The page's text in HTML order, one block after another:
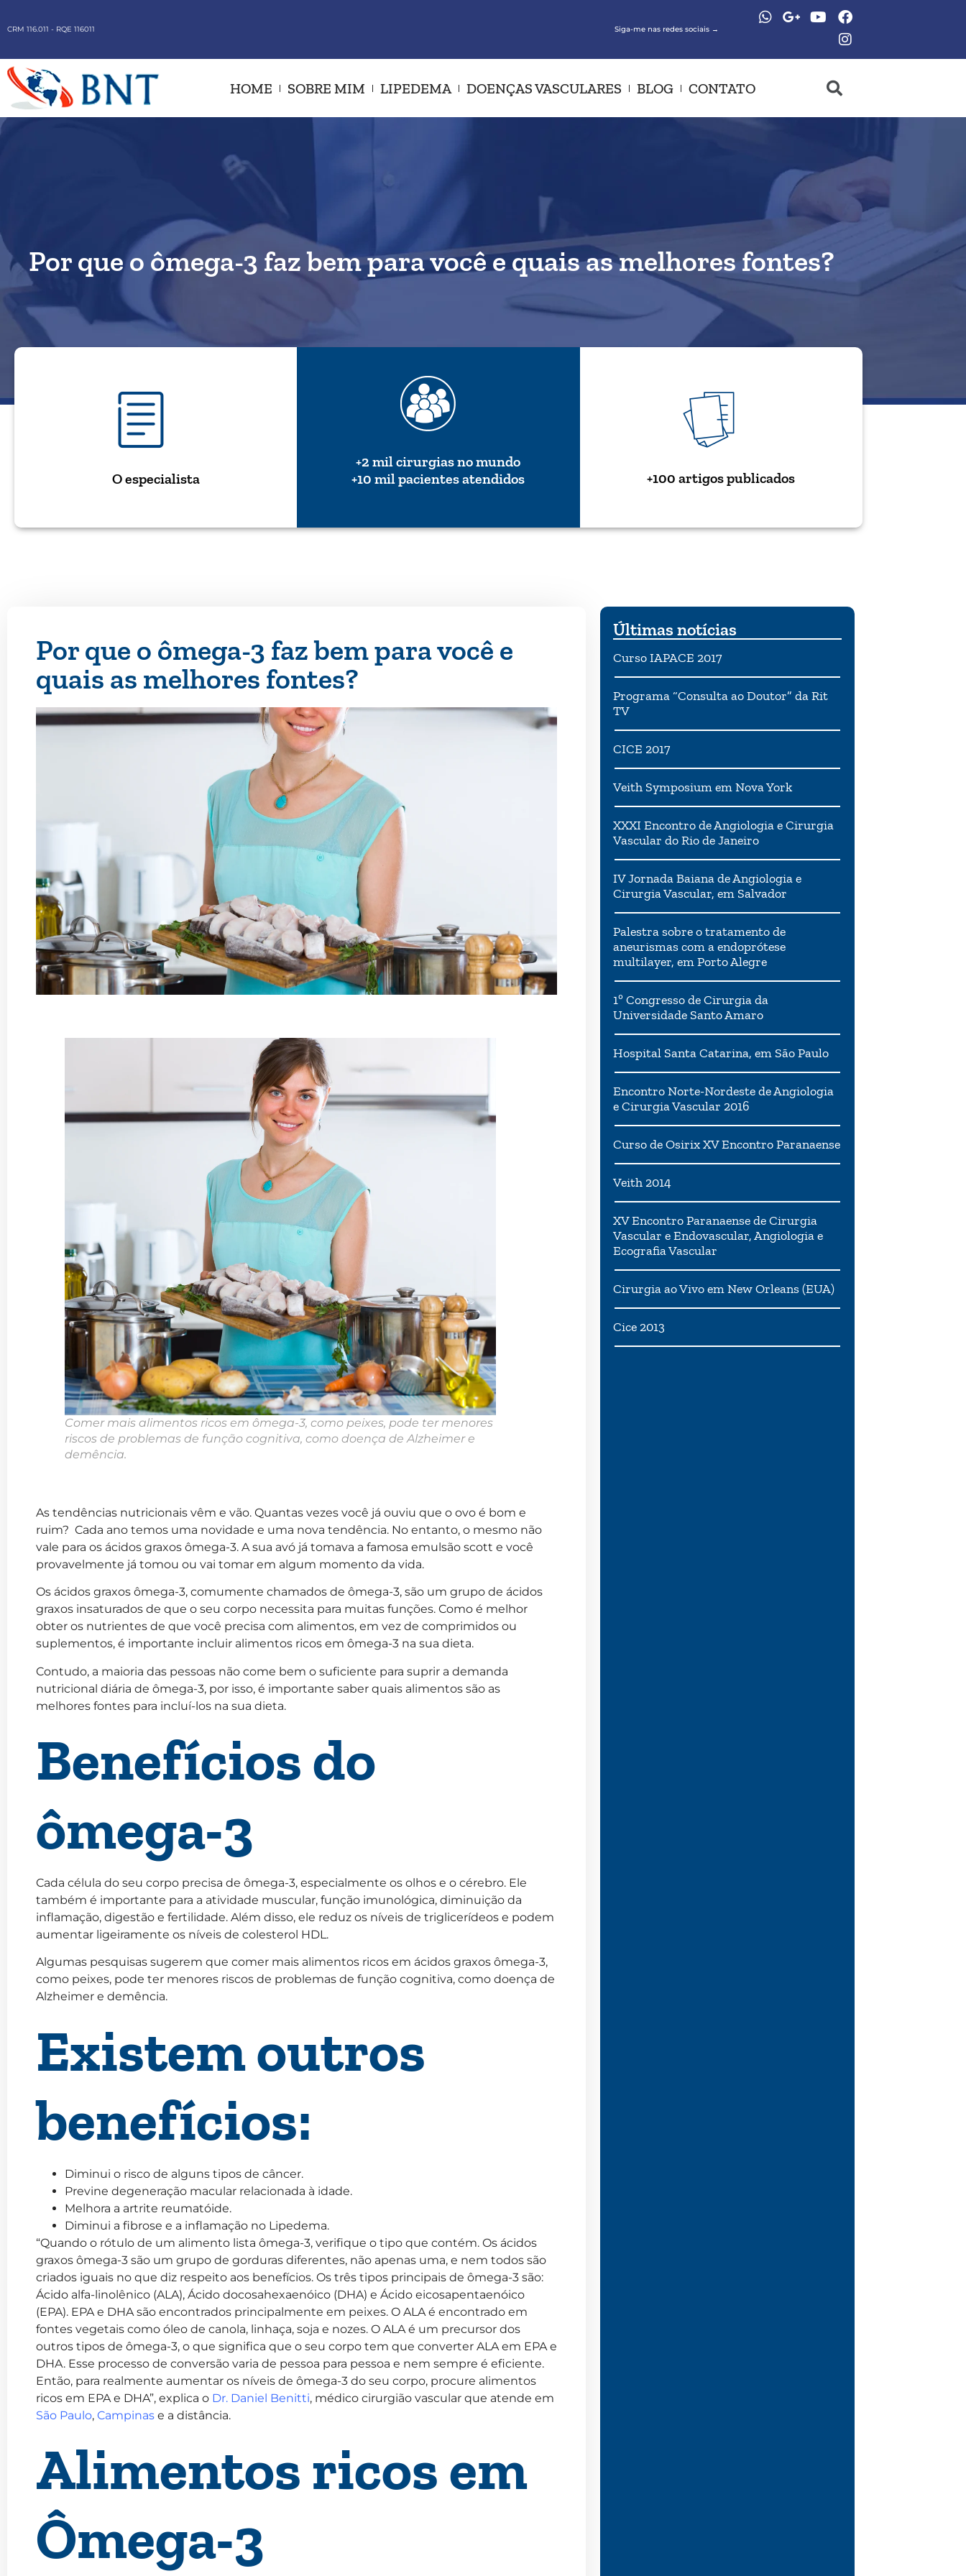
CRM 116.011 - RQE 116011 Siga-me nas redes sociais →
HOME SOBRE MIM LIPEDEMA DOENÇAS VASCULARES BLOG CONTATO
Por que o ômega-3 faz bem para você e quais as melhores fontes?
O especialista
+2 mil cirurgias no mundo
+10 mil pacientes atendidos
+100 artigos publicados
Por que o ômega-3 faz bem para você e
quais as melhores fontes?
Comer mais alimentos ricos em ômega-3, como peixes, pode ter menores
riscos de problemas de função cognitiva, como doença de Alzheimer e
demência.
As tendências nutricionais vêm e vão. Quantas vezes você já ouviu que o ovo é bom e
ruim? Cada ano temos uma novidade e uma nova tendência. No entanto, o mesmo não
vale para os ácidos graxos ômega-3. A sua avó já tomava a famosa emulsão scott e você
provavelmente já tomou ou vai tomar em algum momento da vida.
Os ácidos graxos ômega-3, comumente chamados de ômega-3, são um grupo de ácidos
graxos insaturados de que o seu corpo necessita para muitas funções. Como é melhor
obter os nutrientes de que você precisa com alimentos, em vez de comprimidos ou
suplementos, é importante incluir alimentos ricos em ômega-3 na sua dieta.
Contudo, a maioria das pessoas não come bem o suficiente para suprir a demanda
nutricional diária de ômega-3, por isso, é importante saber quais alimentos são as
melhores fontes para incluí-los na sua dieta.
Benefícios do
ômega-3
Cada célula do seu corpo precisa de ômega-3, especialmente os olhos e o cérebro. Ele
também é importante para a atividade muscular, função imunológica, diminuição da
inflamação, digestão e fertilidade. Além disso, ele reduz os níveis de triglicerídeos e podem
aumentar ligeiramente os níveis de colesterol HDL.
Algumas pesquisas sugerem que comer mais alimentos ricos em ácidos graxos ômega-3,
como peixes, pode ter menores riscos de problemas de função cognitiva, como doença de
Alzheimer e demência.
Existem outros
benefícios:
Diminui o risco de alguns tipos de câncer.
Previne degeneração macular relacionada à idade.
Melhora a artrite reumatóide.
Diminui a fibrose e a inflamação no Lipedema.
“Quando o rótulo de um alimento lista ômega-3, verifique o tipo que contém. Os ácidos
graxos ômega-3 são um grupo de gorduras diferentes, não apenas uma, e nem todos são
criados iguais no que diz respeito aos benefícios. Os três tipos principais de ômega-3 são:
Ácido alfa-linolênico (ALA), Ácido docosahexaenóico (DHA) e Ácido eicosapentaenóico
(EPA). EPA e DHA são encontrados principalmente em peixes. O ALA é encontrado em
fontes vegetais como óleo de canola, linhaça, soja e nozes. O ALA é um precursor dos
outros tipos de ômega-3, o que significa que o seu corpo tem que converter ALA em EPA e
DHA. Esse processo de conversão varia de pessoa para pessoa e nem sempre é eficiente.
Então, para realmente aumentar os níveis de ômega-3 do seu corpo, procure alimentos
ricos em EPA e DHA”, explica o Dr. Daniel Benitti, médico cirurgião vascular que atende em
São Paulo, Campinas e a distância.
Alimentos ricos em
Ômega-3
Últimas notícias
Curso IAPACE 2017
Programa “Consulta ao Doutor” da Rit
TV
CICE 2017
Veith Symposium em Nova York
XXXI Encontro de Angiologia e Cirurgia
Vascular do Rio de Janeiro
IV Jornada Baiana de Angiologia e
Cirurgia Vascular, em Salvador
Palestra sobre o tratamento de
aneurismas com a endoprótese
multilayer, em Porto Alegre
1º Congresso de Cirurgia da
Universidade Santo Amaro
Hospital Santa Catarina, em São Paulo
Encontro Norte-Nordeste de Angiologia
e Cirurgia Vascular 2016
Curso de Osirix XV Encontro Paranaense
Veith 2014
XV Encontro Paranaense de Cirurgia
Vascular e Endovascular, Angiologia e
Ecografia Vascular
Cirurgia ao Vivo em New Orleans (EUA)
Cice 2013